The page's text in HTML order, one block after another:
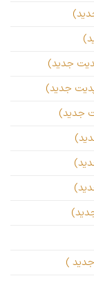
جدید)
جدید)
جدید)
)